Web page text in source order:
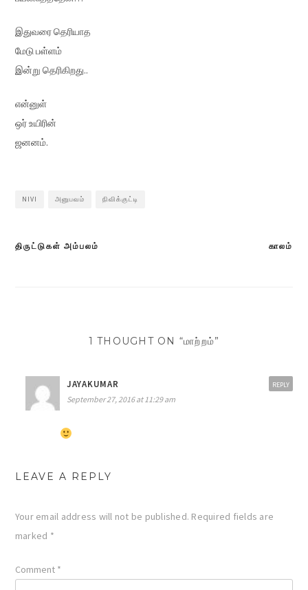
இதுவரை தெரியாத
மேடு பள்ளம்
இன்று தெரிகிறது..
என்னுள்
ஒர் உயிரின்
ஜனனம்.
NIVI அனுபவம் நிவிக்குட்டி
Post
காலம்
திருட்டுகள் அம்பலம்
1 THOUGHT ON “மாற்றம்”
JAYAKUMAR
September 27, 2016 at 11:29 am
REPLY
LEAVE A REPLY
Your email address will not be published. Required fields are
marked *
Comment *